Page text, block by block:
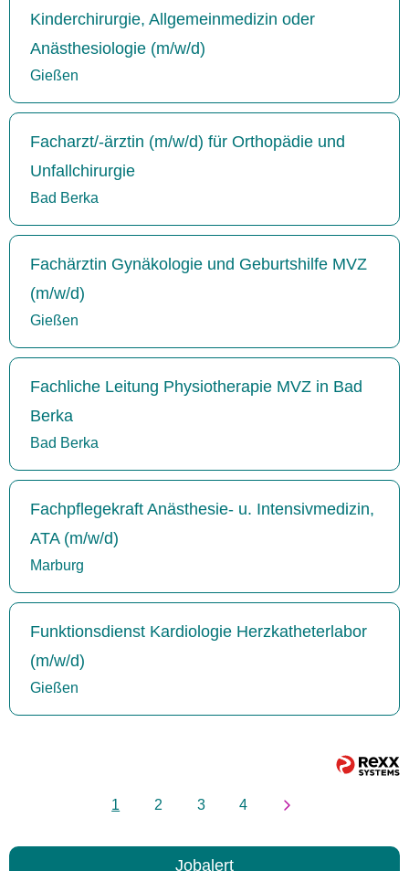
Kinderchirurgie, Allgemeinmedizin oder
Anästhesiologie (m/w/d)
Gießen
Facharzt/-ärztin (m/w/d) für Orthopädie und
Unfallchirurgie
Bad Berka
Fachärztin Gynäkologie und Geburtshilfe MVZ
(m/w/d)
Gießen
Fachliche Leitung Physiotherapie MVZ in Bad
Berka
Bad Berka
Fachpflegekraft Anästhesie- u. Intensivmedizin,
ATA (m/w/d)
Marburg
Funktionsdienst Kardiologie Herzkatheterlabor
(m/w/d)
Gießen
1 2 3 4
Jobalert